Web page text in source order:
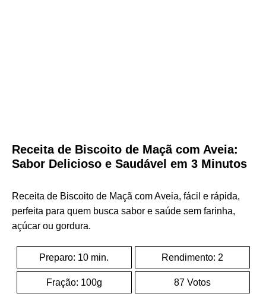
Receita de Biscoito de Maçã com Aveia:
Sabor Delicioso e Saudável em 3 Minutos
Receita de Biscoito de Maçã com Aveia, fácil e rápida,
perfeita para quem busca sabor e saúde sem farinha,
açúcar ou gordura.
Preparo: 10 min. Rendimento: 2
Fração: 100g 87 Votos